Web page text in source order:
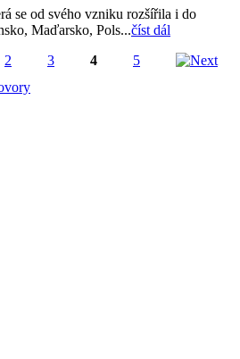
se od svého vzniku rozšířila i do
Maďarsko, Pols...číst dál
2 3 4 5